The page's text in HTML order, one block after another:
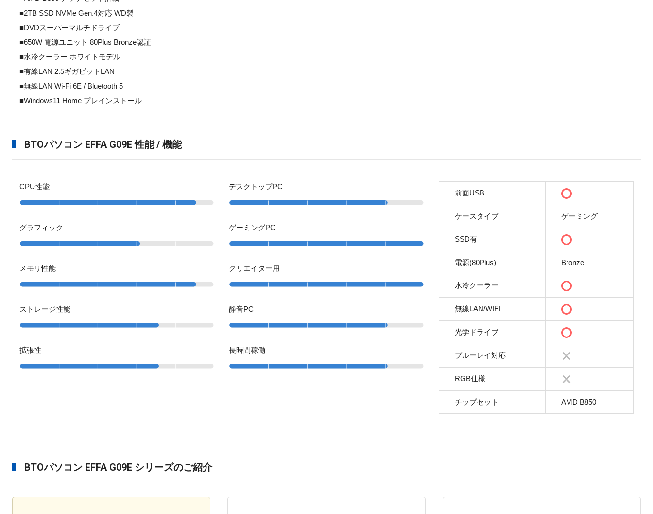
■2TB SSD NVMe Gen.4対応 WD製
■DVDスーパーマルチドライブ
■650W 電源ユニット 80Plus Bronze認証
■水冷クーラー ホワイトモデル
■有線LAN 2.5ギガビットLAN
■無線LAN Wi-Fi 6E / Bluetooth 5
■Windows11 Home プレインストール
BTOパソコン EFFA G09E 性能 / 機能
CPU性能
グラフィック
メモリ性能
ストレージ性能
拡張性
デスクトップPC
ゲーミングPC
クリエイター用
静音PC
長時間稼働
前面USB
ケースタイプ ゲーミング
SSD有
電源(80Plus) Bronze
水冷クーラー
無線LAN/WIFI
光学ドライブ
ブルーレイ対応
RGB仕様
チップセット AMD B850
BTOパソコン EFFA G09E シリーズのご紹介